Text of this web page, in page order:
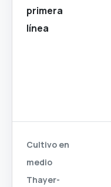
primera
línea
Cultivo en
medio
Thayer-